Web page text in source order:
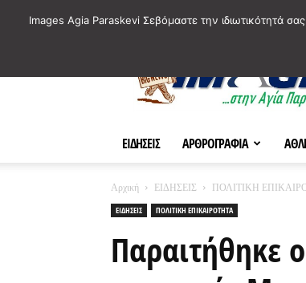
ΕΙΔΗΣΕΙΣ ΑΡΘΡΟΓΡΑΦΙΑ
Αρχική ΕΙΔΗΣΕΙΣ ΠΟΛΙΤΙΚΗ
ΕΙΔΗΣΕΙΣ
ΠΟΛΙΤΙΚΗ ΕΠΙΚΑΙΡΟΤΗΤΑ
Παραιτήθηκε
Images Agia Paraskevi Σεβόμαστε την ιδιωτικότητά